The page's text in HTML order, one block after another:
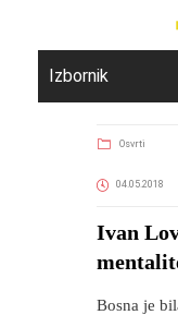
Izbornik
Osvrti
04.05.2018
Ivan
Bosna je